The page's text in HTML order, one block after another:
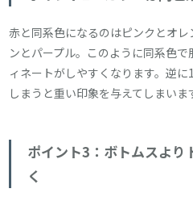
赤と同系色になるのはピンクとオ
ンとパープル。このように同系色
ィネートがしやすくなります。逆
しまうと重い印象を与えてしまいま
ポイント3：ボトムスより
く